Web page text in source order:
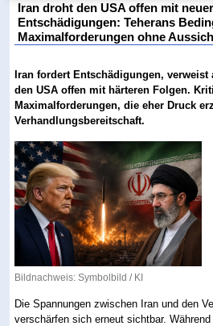
Iran droht den USA offen mit
Entschädigungen: Teherans
Maximalforderungen ohne
Iran fordert Entschädigungen,
den USA offen mit härteren Folgen.
Maximalforderungen, die eher Druck
Verhandlungsbereitschaft.
Bildnachweis: Symbolbild / KI
Die Spannungen zwischen Iran und den
verschärfen sich erneut sichtbar.